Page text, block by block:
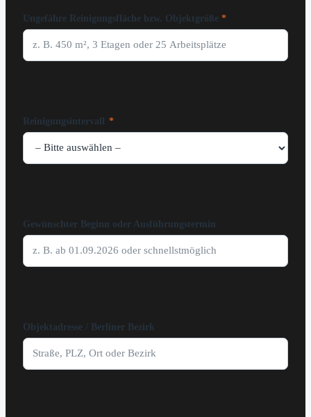
Ungefähre Reinigungsfläche bzw. Objektgröße
Reinigungsintervall *
Gewünschter Beginn oder Ausführungstermin
Objektadresse / Berliner Bezirk